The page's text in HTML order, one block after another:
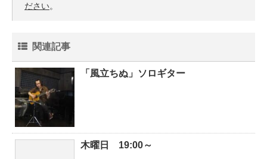
ださい。
関連記事
「風立ちぬ」ソロギター
木曜日 19:00～